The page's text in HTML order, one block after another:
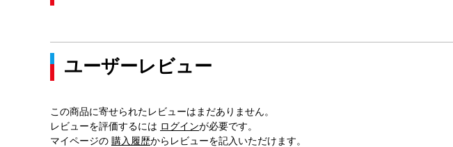
ユーザーレビュー
この商品に寄せられたレビューはまだありません。
レビューを評価するには ログインが必要です。
マイページの 購入履歴からレビューを記入いただけます。